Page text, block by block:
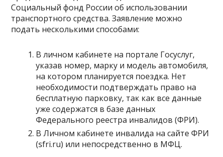
Социальный фонд России об использовании
транспортного средства. Заявление можно
подать несколькими способами:
В личном кабинете на портале Госуслуг,
указав номер, марку и модель автомобиля,
на котором планируется поездка. Нет
необходимости подтверждать право на
бесплатную парковку, так как все данные
уже содержатся в базе данных
Федерального реестра инвалидов (ФРИ).
В Личном кабинете инвалида на сайте ФРИ
(sfri.ru) или непосредственно в МФЦ.